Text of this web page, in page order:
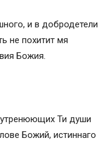
и в добродетели
не похитит мя
Божия.
Ти души
Божий, истиннаго